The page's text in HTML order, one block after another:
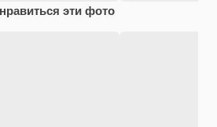
эти фото